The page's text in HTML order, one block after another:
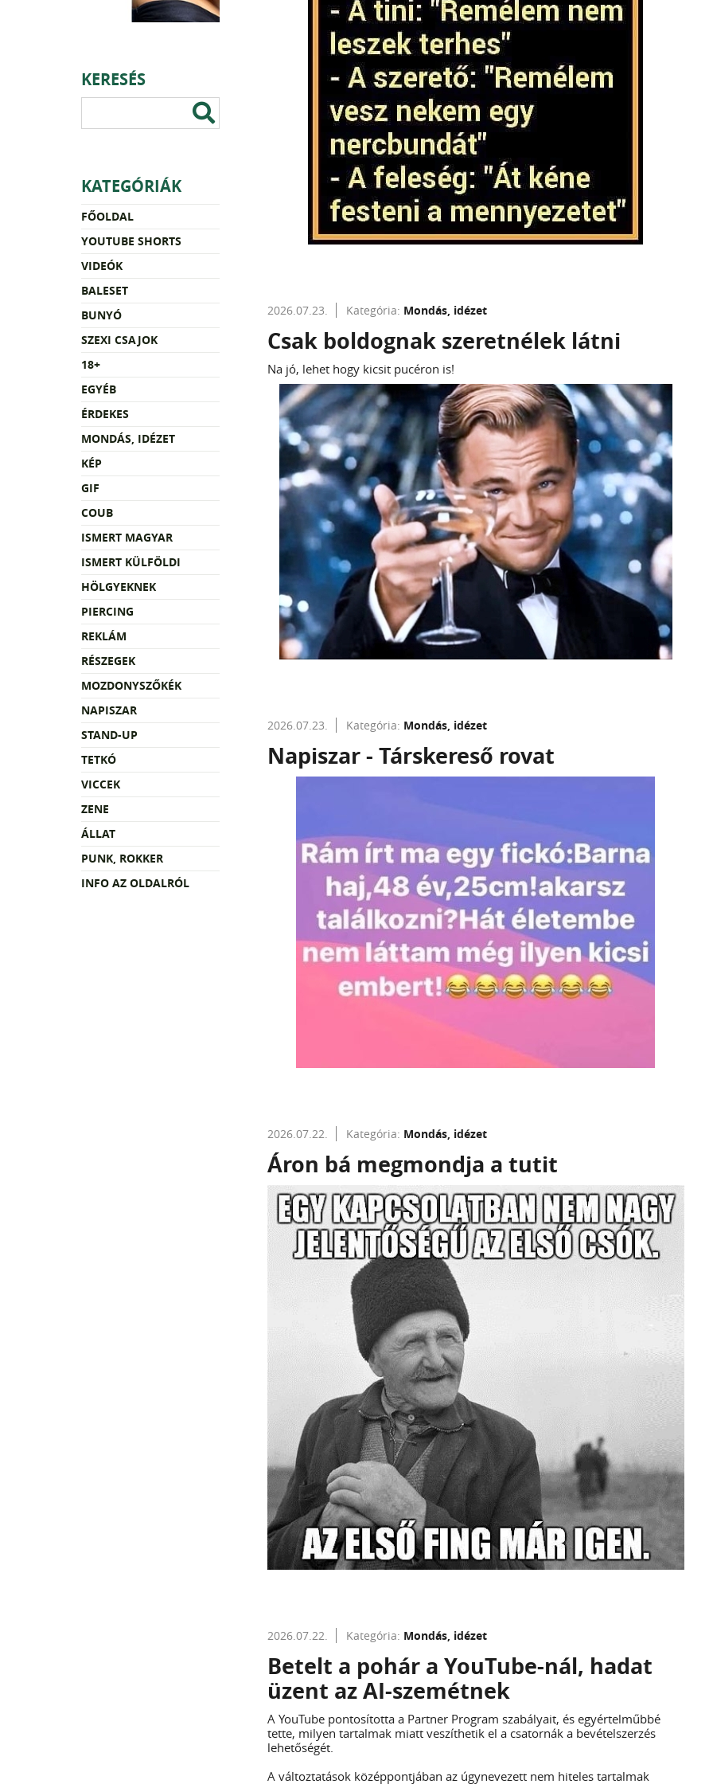
KERESÉS
KATEGÓRIÁK
FŐOLDAL
YOUTUBE SHORTS
VIDEÓK
BALESET
BUNYÓ
SZEXI CSAJOK
18+
EGYÉB
ÉRDEKES
MONDÁS, IDÉZET
KÉP
GIF
COUB
ISMERT MAGYAR
ISMERT KÜLFÖLDI
HÖLGYEKNEK
PIERCING
REKLÁM
RÉSZEGEK
MOZDONYSZŐKÉK
NAPISZAR
STAND-UP
TETKÓ
VICCEK
ZENE
ÁLLAT
PUNK, ROKKER
INFO AZ OLDALRÓL
2026.07.23. Kategória: Mondás, idézet
Csak boldognak szeretnélek látni
Na jó, lehet hogy kicsit pucéron is!
2026.07.23. Kategória: Mondás, idézet
Napiszar - Társkereső rovat
2026.07.22. Kategória: Mondás, idézet
Áron bá megmondja a tutit
2026.07.22. Kategória: Mondás, idézet
Betelt a pohár a YouTube-nál, hadat
üzent az AI-szemétnek
A YouTube pontosította a Partner Program szabályait, és egyértelműbbé
tette, milyen tartalmak miatt veszíthetik el a csatornák a bevételszerzés
lehetőségét.
A változtatások középpontjában az úgynevezett nem hiteles tartalmak